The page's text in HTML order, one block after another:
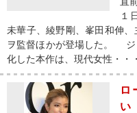
１
未華子、綾野剛、峯田和伸
ヲ監督ほかが登場した。 ジ
化した本作は、現代女性・・・
ロ
い